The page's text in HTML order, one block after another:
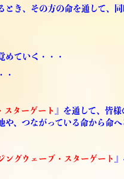
とき、 その方の命を通して、
めていく・・・
・
スターゲート 』を通して、皆
や、つながっている命から命
ングウェーブ・スターゲート